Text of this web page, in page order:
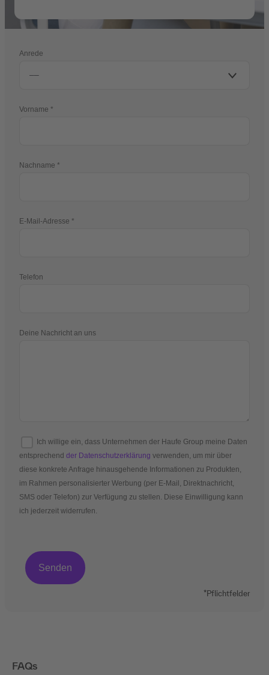
Anrede
Vorname
Nachname
E-Mail-Adresse
Telefon
Deine Nachricht an uns
Ich willige ein, dass Unternehmen der Haufe Group meine Daten
entsprechend der Datenschutzerklärung verwenden, um mir über
diese konkrete Anfrage hinausgehende Informationen zu Produkten,
im Rahmen personalisierter Werbung (per E-Mail, Direktnachricht,
SMS oder Telefon) zur Verfügung zu stellen. Diese Einwilligung kann
ich jederzeit widerrufen.
*Pflichtfelder
FAQs